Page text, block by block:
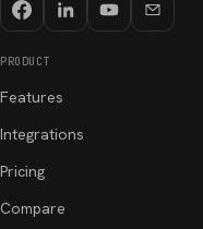
PRODUCT
Features
Integrations
Pricing
Compare